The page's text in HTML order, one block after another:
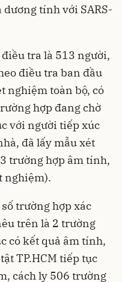
tính với SARS-
tra là 513 người,
điều tra ban đầu
nghiệm toàn bộ, có
hợp đang chờ
với người tiếp xúc
đã lấy mẫu xét
trường hợp âm tính,
nghiệm).
trường hợp xác
trên là 2 trường
có kết quả âm tính,
TP.HCM tiếp tục
cách ly 506 trường